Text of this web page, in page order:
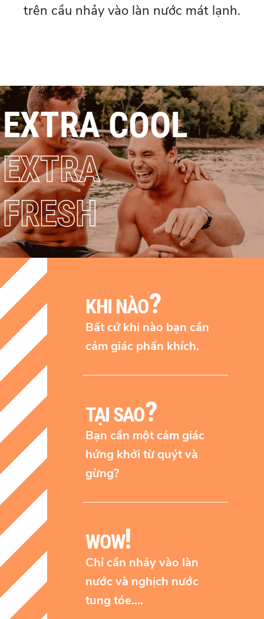
trên cầu nhảy vào làn nước mát lạnh.
EXTRA COOL
EXTRA
FRESH
KHI NÀO?
Bất cứ khi nào bạn cần
cảm giác phấn khích.
TẠI SAO?
Bạn cần một cảm giác
hứng khởi từ quýt và
gừng?
WOW!
Chỉ cần nhảy vào làn
nước và nghịch nước
tung tóe….